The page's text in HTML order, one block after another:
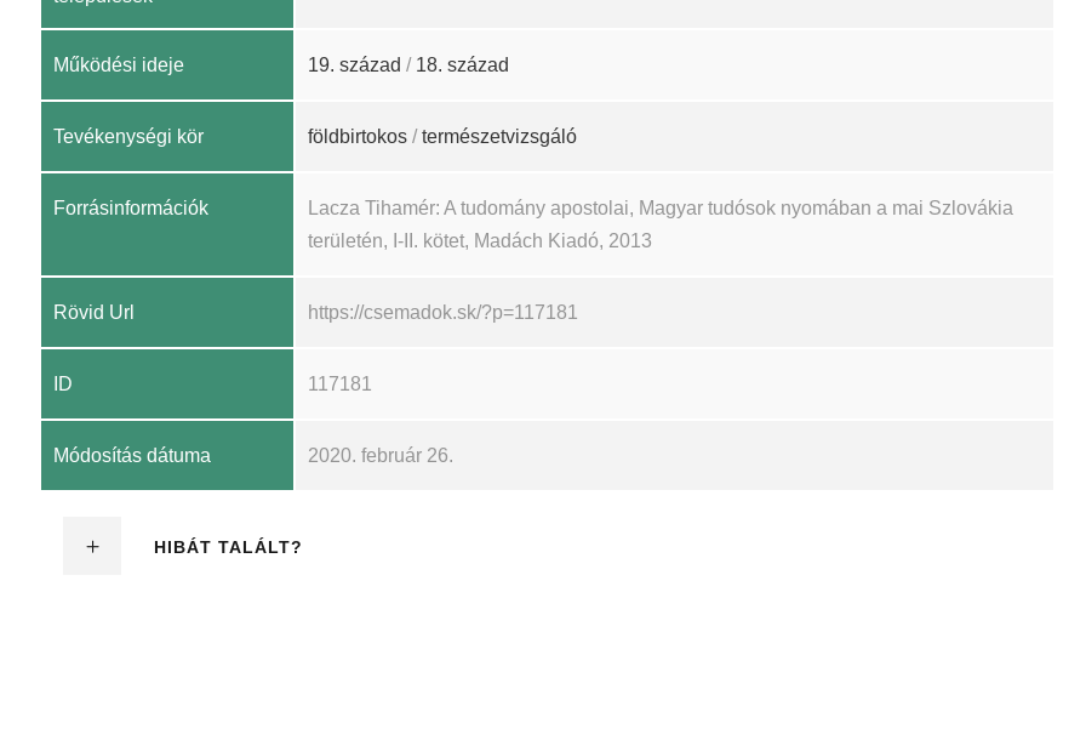
Működési ideje 19. század / 18. század
Tevékenységi kör földbirtokos /természetvizsgáló
Forrásinformációk
Lacza Tihamér: A tudomány apostolai, Magyar tudósok nyomában a mai Szlovákia
területén, I-II. kötet, Madách Kiadó, 2013
Rövid Url https://csemadok.sk/?p=117181
ID 117181
Módosítás dátuma 2020. február 26.
HIBÁT TALÁLT?